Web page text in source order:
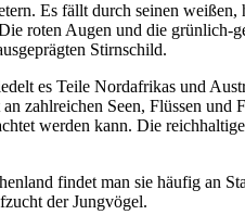
Es fällt durch seinen
roten Augen und die grünlich-
Stirnschild.
es Teile Nordafrikas und
Seen, Flüssen und
werden kann. Die
findet man sie häufig an
der Jungvögel.